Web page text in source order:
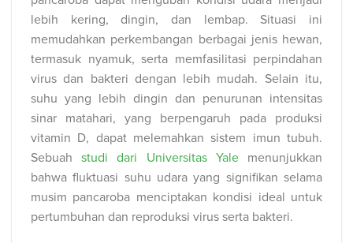
lebih kering, dingin, dan lembap. Situasi ini
memudahkan perkembangan berbagai jenis hewan,
termasuk nyamuk, serta memfasilitasi perpindahan
virus dan bakteri dengan lebih mudah. Selain itu,
suhu yang lebih dingin dan penurunan intensitas
sinar matahari, yang berpengaruh pada produksi
vitamin D, dapat melemahkan sistem imun tubuh.
Sebuahstudi dari Universitas Yalemenunjukkan
bahwa fluktuasi suhu udara yang signifikan selama
musim pancaroba menciptakan kondisi ideal untuk
pertumbuhan dan reproduksi virus serta bakteri.